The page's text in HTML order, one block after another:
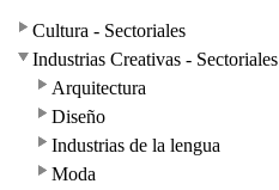
Cultura - Sectoriales
Industrias Creativas - Sectoriales
Arquitectura
Diseño
Industrias de la lengua
Moda